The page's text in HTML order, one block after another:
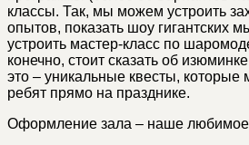
классы. Так, мы можем устроить
опытов, показать шоу гигантских
устроить мастер-класс по
конечно, стоит сказать об
это – уникальные квесты,
ребят прямо на празднике.
Оформление зала – наше